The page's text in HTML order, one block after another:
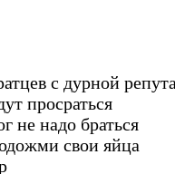
с дурной
просраться
не надо браться
свои яйца